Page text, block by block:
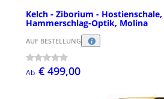
Kelch - Ziborium -
Hammerschlag-Optik, Molina
AUF BESTELLUNG
Ab € 499,00